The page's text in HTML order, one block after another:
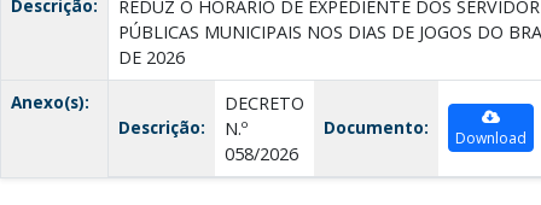
Descrição:
REDUZ O HORÁRIO DE EXPEDIENTE DOS
PÚBLICAS MUNICIPAIS NOS DIAS DE JOGOS DO
DE 2026
Anexo(s):
Descrição:
DECRETO
N.º
058/2026
Documento: Download